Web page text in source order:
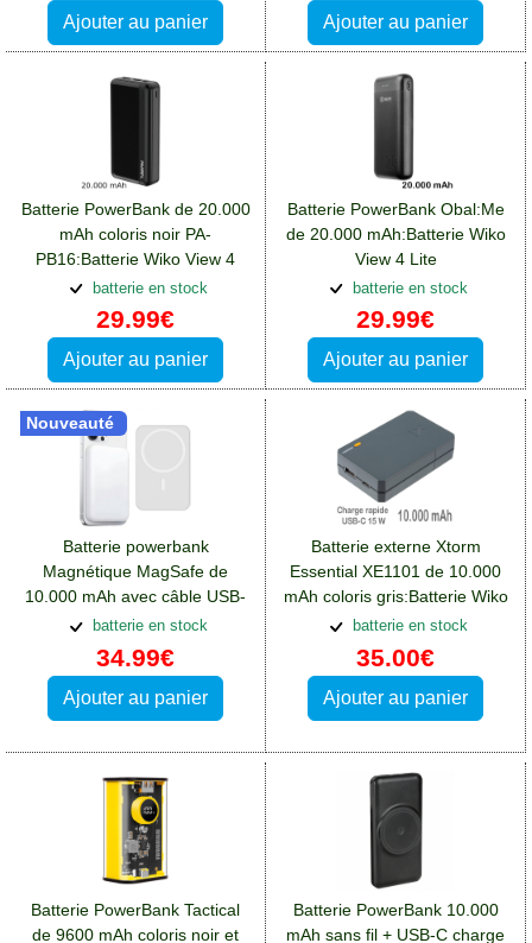
Ajouter au panier Ajouter au panier
Batterie PowerBank de 20.000
mAh coloris noir PA-
PB16:Batterie Wiko View 4
Lite
batterie en stock
29.99€
Ajouter au panier
Batterie PowerBank Obal:Me
de 20.000 mAh:Batterie Wiko
View 4 Lite
batterie en stock
29.99€
Ajouter au panier
Batterie powerbank
Magnétique MagSafe de
10.000 mAh avec câble USB-
C:Batterie Wiko View 4 Lite
batterie en stock
34.99€
Ajouter au panier
Nouveauté
Batterie externe Xtorm
Essential XE1101 de 10.000
mAh coloris gris:Batterie Wiko
View 4 Lite
batterie en stock
35.00€
Ajouter au panier
Batterie PowerBank Tactical
de 9600 mAh coloris noir et
Batterie PowerBank 10.000
mAh sans fil + USB-C charge